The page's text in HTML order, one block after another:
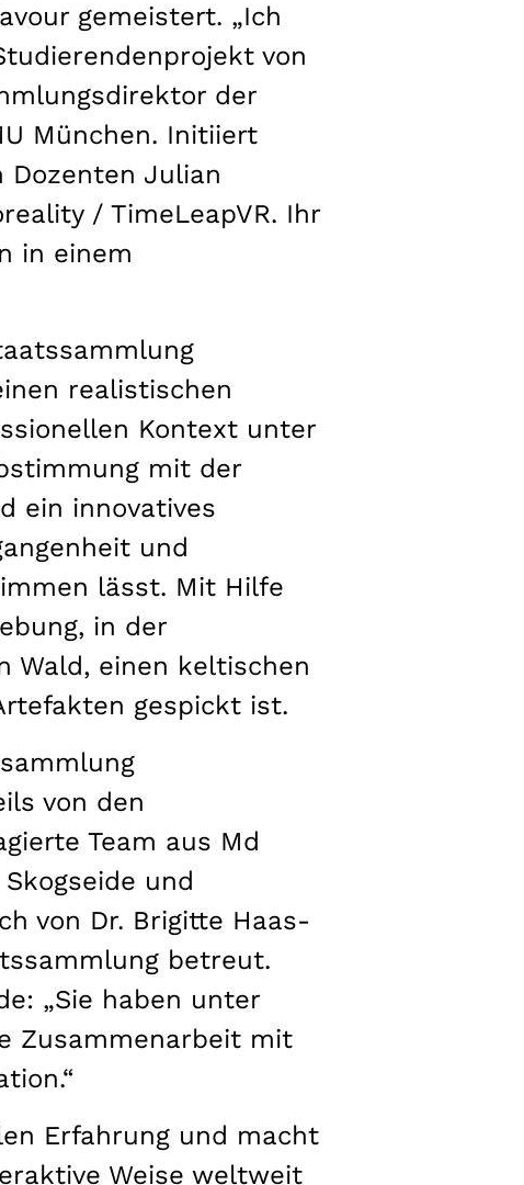
gemeistert. „Ich
von
der
München. Initiiert
Julian
/ TimeLeapVR. Ihr
in einem
realistischen
Kontext unter
mit der
ein innovatives
und
lässt. Mit Hilfe
in der
Wald, einen keltischen
gespickt ist.
von den
Team aus Md
und
von Dr. Brigitte Haas-
betreut.
„Sie haben unter
Zusammenarbeit mit
Erfahrung und macht
Weise weltweit